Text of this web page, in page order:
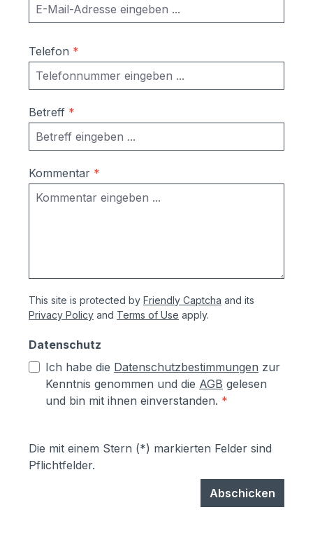
(Variante Aufschrauben)140x5x160mm
graualuminiumRAL7016
anthrazitgrauRAL9016
verkehrsweißweitere Farben auf Anfrage
Telefon *
Betreff *
Kommentar *
This site is protected by Friendly Captcha and its
Privacy Policy and Terms of Use apply.
Datenschutz
Ich habe die Datenschutzbestimmungen zur
Kenntnis genommen und die AGB gelesen
und bin mit ihnen einverstanden. *
Die mit einem Stern (*) markierten Felder sind
Pflichtfelder.
Abschicken